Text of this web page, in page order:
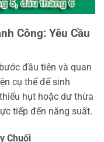
Công: Yêu Cầu
đầu tiên và quan
cụ thể để sinh
hụt hoặc dư thừa
tiếp đến năng suất.
Chuối